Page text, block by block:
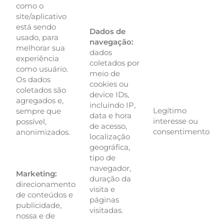
como o
site/aplicativo
está sendo
usado, para
melhorar sua
experiência
como usuário.
Os dados
coletados são
agregados e,
sempre que
possível,
anonimizados.
Marketing:
direcionamento
de conteúdos e
publicidade,
nossa e de
Dados de
navegação:
dados
coletados por
meio de
cookies ou
device IDs,
incluindo IP,
data e hora
de acesso,
localização
geográfica,
tipo de
navegador,
duração da
visita e
páginas
visitadas.
Legítimo
interesse ou
consentimento